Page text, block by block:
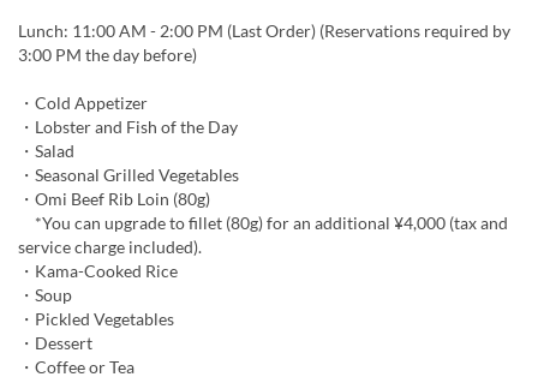
Lunch: 11:00 AM - 2:00 PM (Last Order) (Reservations required by
3:00 PM the day before)
・Cold Appetizer
・Lobster and Fish of the Day
・Salad
・Seasonal Grilled Vegetables
・Omi Beef Rib Loin (80g)
*You can upgrade to fillet (80g) for an additional ¥4,000 (tax and
service charge included).
・Kama-Cooked Rice
・Soup
・Pickled Vegetables
・Dessert
・Coffee or Tea